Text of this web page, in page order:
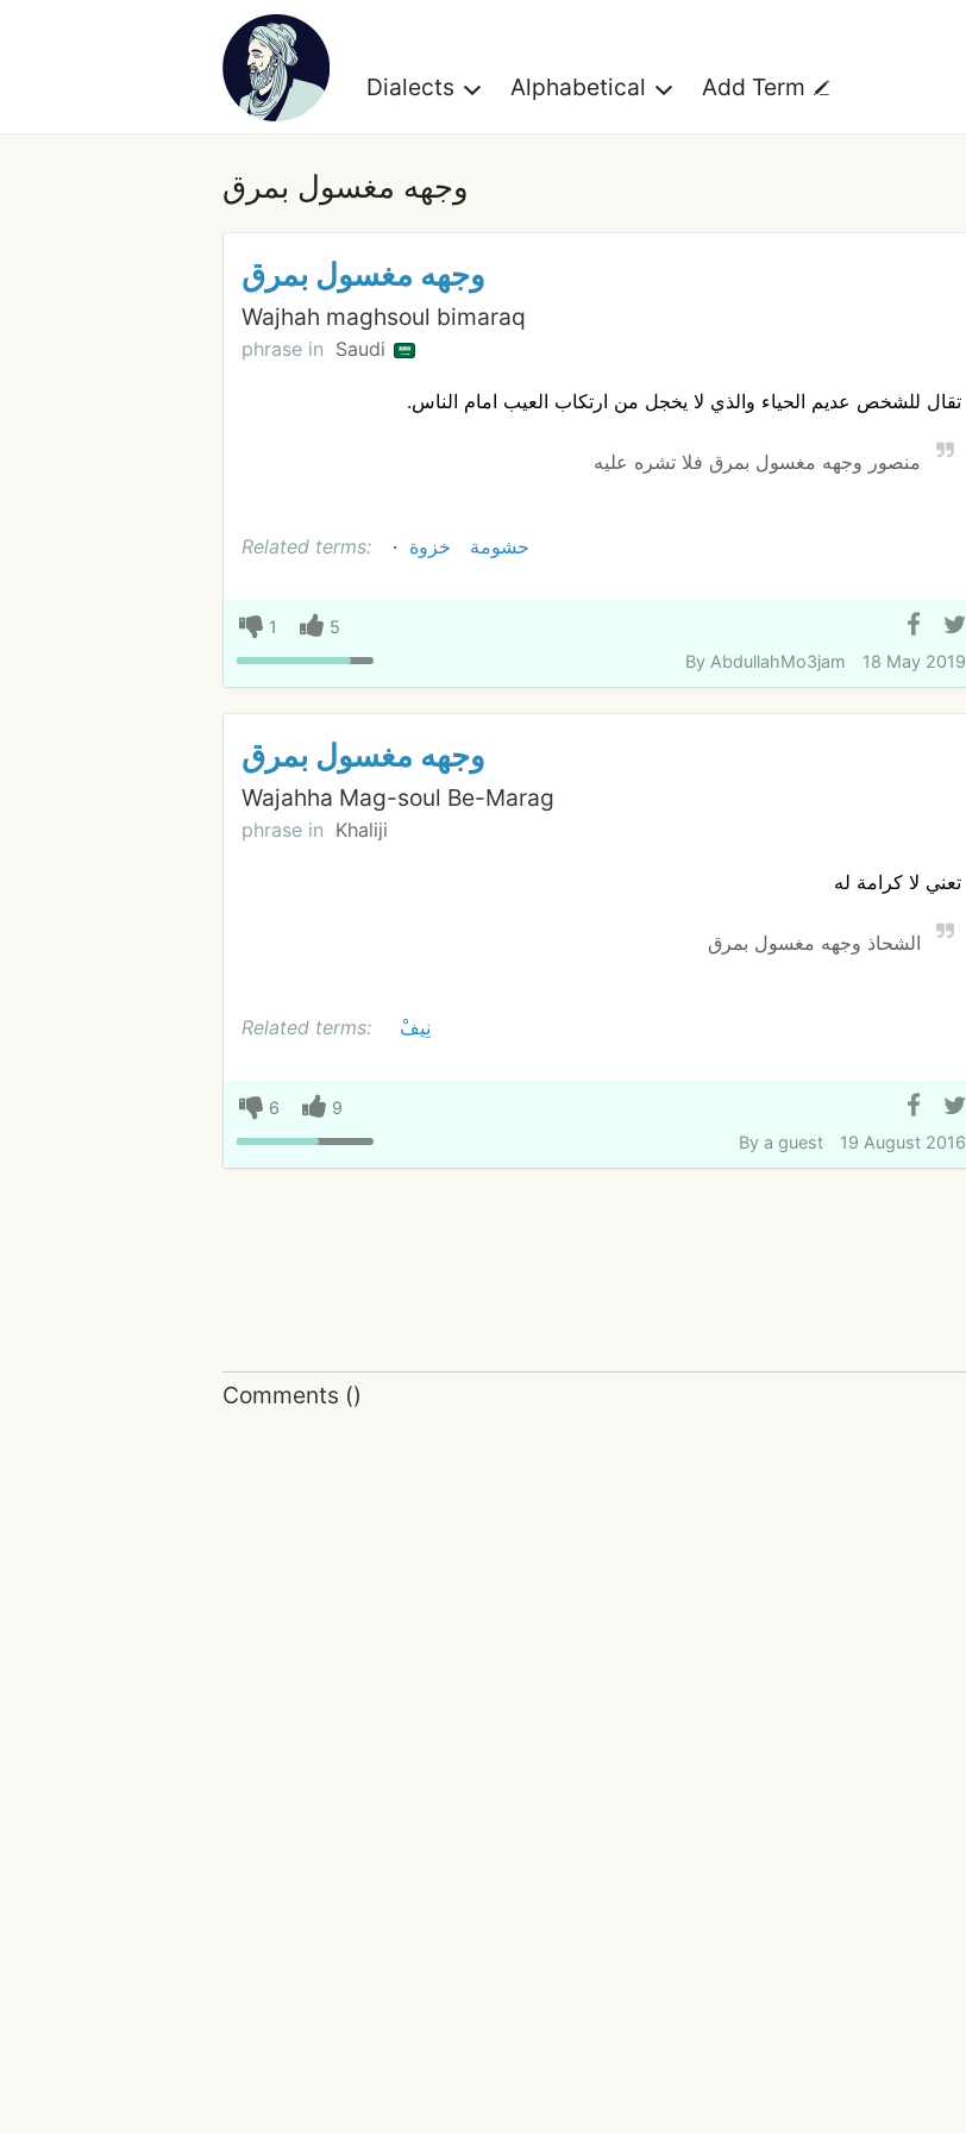
Dialects Alphabetical Add Term
وجهه مغسول بمرق
وجهه مغسول بمرق
Wajhah maghsoul bimaraq
phrase in Saudi
تقال للشخص عديم الحياء والذي لا يخجل من ارتكاب العيب امام الناس.
منصور وجهه مغسول بمرق فلا تشره عليه
Related terms: خزوة حشومة
1
5
By AbdullahMo3jam 18 May 2019
وجهه مغسول بمرق
Wajahha Mag-soul Be-Marag
phrase in Khaliji
تعني لا كرامة له
الشحاذ وجهه مغسول بمرق
Related terms: نِيفْ
6
9
By a guest 19 August 2016
Comments ()